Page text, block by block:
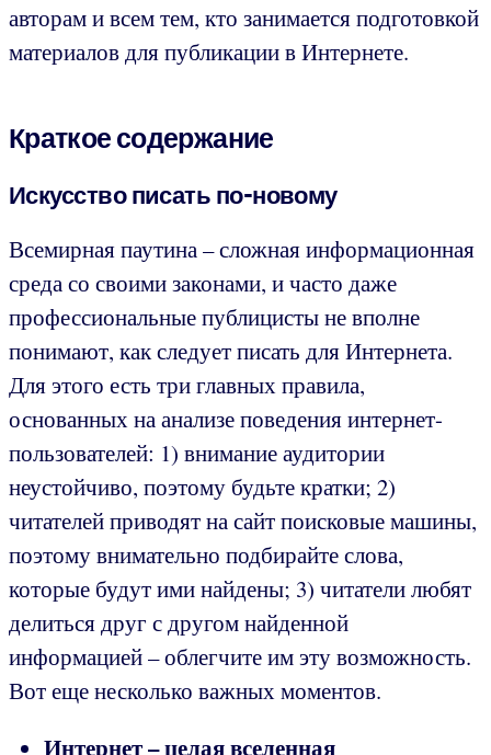
авторам и всем тем, кто занимается подготовкой
материалов для публикации в Интернете.
Краткое содержание
Искусство писать по-новому
Всемирная паутина – сложная информационная
среда со своими законами, и часто даже
профессиональные публицисты не вполне
понимают, как следует писать для Интернета.
Для этого есть три главных правила,
основанных на анализе поведения интернет-
пользователей: 1) внимание аудитории
неустойчиво, поэтому будьте кратки; 2)
читателей приводят на сайт поисковые машины,
поэтому внимательно подбирайте слова,
которые будут ими найдены; 3) читатели любят
делиться друг с другом найденной
информацией – облегчите им эту возможность.
Вот еще несколько важных моментов.
Интернет – целая вселенная